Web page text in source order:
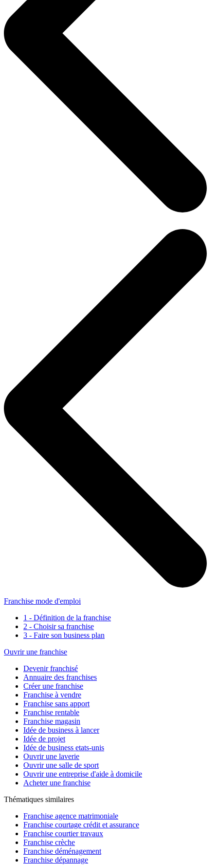
Franchise mode d'emploi
1 - Définition de la franchise
2 - Choisir sa franchise
3 - Faire son business plan
Ouvrir une franchise
Devenir franchisé
Annuaire des franchises
Créer une franchise
Franchise à vendre
Franchise sans apport
Franchise rentable
Franchise magasin
Idée de business à lancer
Idée de projet
Idée de business etats-unis
Ouvrir une laverie
Ouvrir une salle de sport
Ouvrir une entreprise d'aide à domicile
Acheter une franchise
Thématiques similaires
Franchise agence matrimoniale
Franchise courtage crédit et assurance
Franchise courtier travaux
Franchise crèche
Franchise déménagement
Franchise dépannage